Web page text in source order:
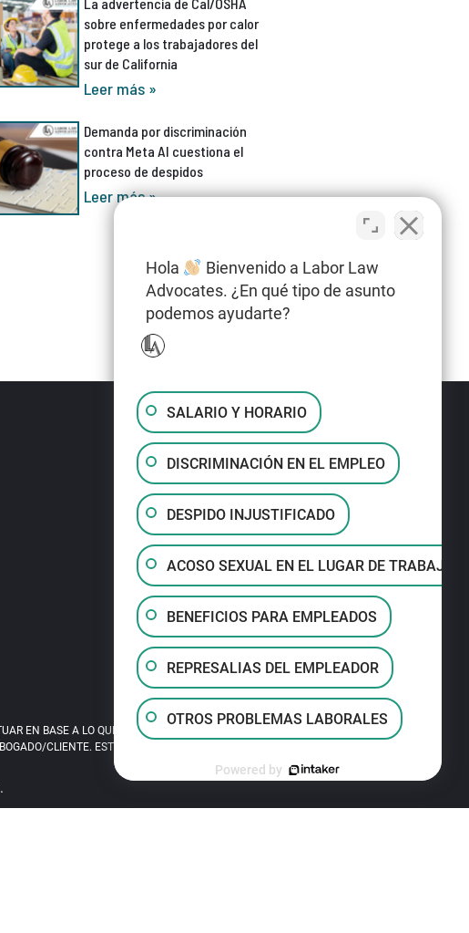
sobre enfermedades por calor
protege a los trabajadores del
sur de California
Leer más »
Demanda por discriminación
contra Meta AI cuestiona el
proceso de despidos
Leer más »
EN BASE A LO QUE LEA EN ESTE SITIO. EL USO DE
CLIENTE. ESTE SITIO ES PUBLICIDAD LEGAL.
Hola
Bienvenido a Labor Law
Advocates. ¿En qué tipo de asunto
podemos ayudarte?
SALARIO Y HORARIO
DISCRIMINACIÓN EN EL EMPLEO
DESPIDO INJUSTIFICADO
ACOSO SEXUAL EN EL LUGAR DE TRABAJO
BENEFICIOS PARA EMPLEADOS
REPRESALIAS DEL EMPLEADOR
OTROS PROBLEMAS LABORALES
Powered by